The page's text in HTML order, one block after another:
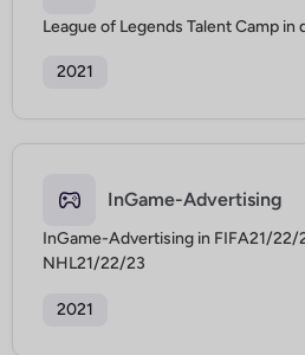
League of Legends Talent Camp
2021
InGame-Advertising
InGame-Advertising in FIFA21/22/
NHL21/22/23
2021